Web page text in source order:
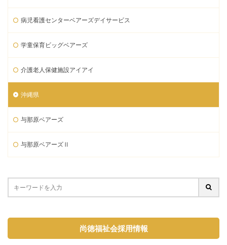
病児看護センターベアーズデイサービス
学童保育ビッグベアーズ
介護老人保健施設アイアイ
沖縄県
与那原ベアーズ
与那原ベアーズⅡ
尚徳福祉会採用情報